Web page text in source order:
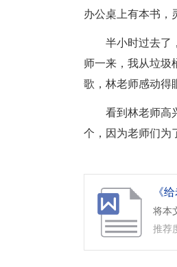
办公桌上有本书，
半小时过去了
师一来，我从垃圾
歌，林老师感动
看到林老师高
个，因为老师们为
《
将本
推荐